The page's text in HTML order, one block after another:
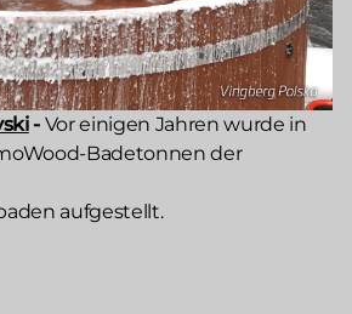
- Vor einigen Jahren wurde in
Badetonnen der
aufgestellt.